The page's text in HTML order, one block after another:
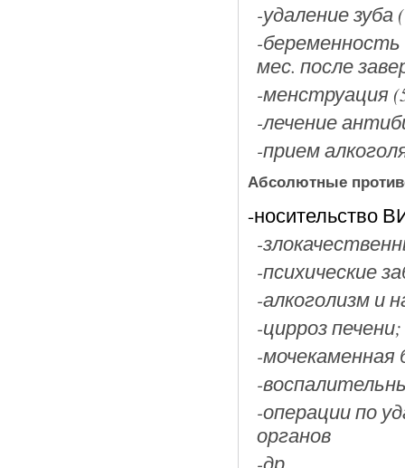
-удаление зуба
-беременность
мес. после
-менструация
-лечение
-прием
Абсолютные
-носительство
-
-психические
-алкоголизм и
-цирроз печени;
-мочекаменная
-
-операции по
органов